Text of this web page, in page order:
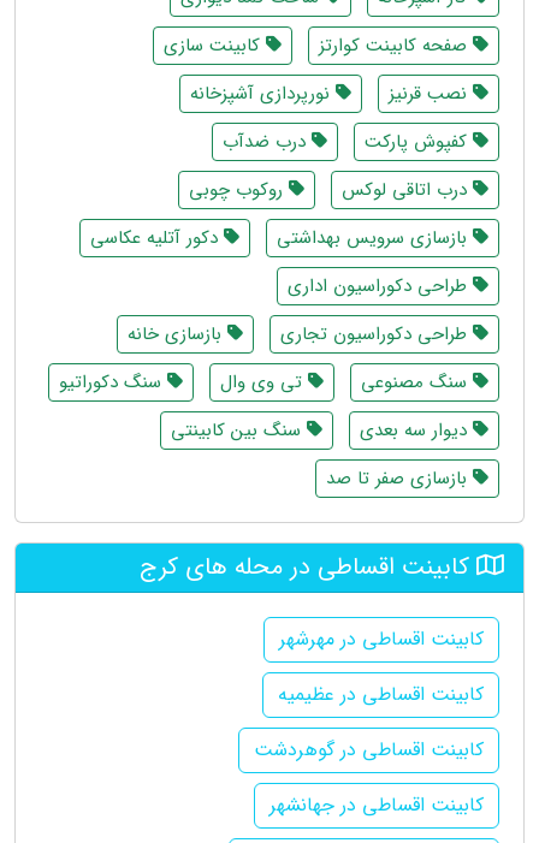
صفحه کابینت کوارتز
کابینت سازی
نصب قرنیز
نورپردازی آشپزخانه
کفپوش پارکت
درب ضدآب
درب اتاقی لوکس
روکوب چوبی
بازسازی سرویس بهداشتی
دکور آتلیه عکاسی
طراحی دکوراسیون اداری
طراحی دکوراسیون تجاری
بازسازی خانه
سنگ مصنوعی
تی وی وال
سنگ دکوراتیو
دیوار سه بعدی
سنگ بین کابینتی
بازسازی صفر تا صد
کابینت اقساطی در محله های کرج
کابینت اقساطی در مهرشهر
کابینت اقساطی در عظیمیه
کابینت اقساطی در گوهردشت
کابینت اقساطی در جهانشهر